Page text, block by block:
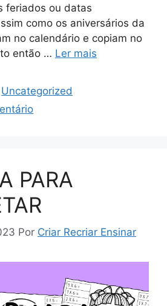
feriados ou datas
como os aniversários da
no calendário e copiam no
então … Ler mais
Uncategorized
PARA
Por Criar Recriar Ensinar